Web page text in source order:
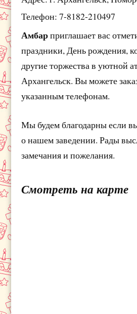
Телефон: 7-8182-210497
Амбарприглашает вас
праздники, День рождения,
другие торжества в уютной
Архангельск. Вы можете
указанным телефонам.
Мы будем благодарны если
о нашем заведении. Рады
замечания и пожелания.
Смотреть на карте